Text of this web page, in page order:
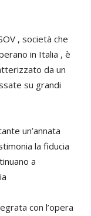
, società che
in Italia , è
da un
su grandi
un’annata
la fiducia
a
con l’opera